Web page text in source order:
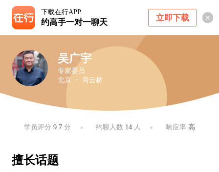
下载在行APP
约高手一对一聊天 立即下载
吴广宇
专家委员
北京 ・ 霄云桥
学员评分9.7 分 约聊人数 14人 响应率 高
擅长话题